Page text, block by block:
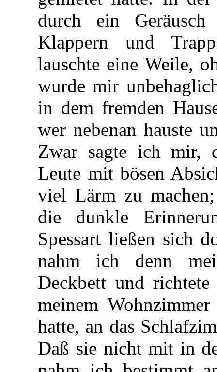
durch ein
Klappern und
lauschte eine Weile,
wurde mir
in dem fremden
wer nebenan hauste
Zwar sagte ich mir,
Leute mit bösen
viel Lärm zu
die dunkle
Spessart ließen sich
nahm ich denn
Deckbett und
meinem
hatte, an das
Daß sie nicht mit in